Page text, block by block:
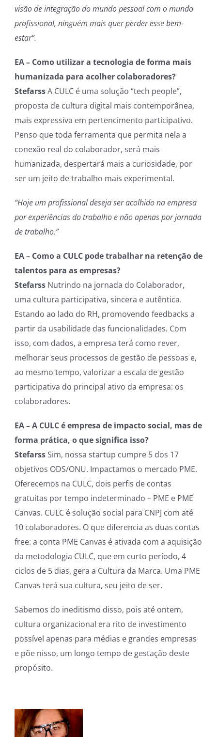
visão de integração do mundo pessoal com o mundo
profissional, ninguém mais quer perder esse bem-
estar”.
EA – Como utilizar a tecnologia de forma mais
humanizada para acolher colaboradores?
StefarssA CULC é uma solução “tech people”,
proposta de cultura digital mais contemporânea,
mais expressiva em pertencimento participativo.
Penso que toda ferramenta que permita nela a
conexão real do colaborador, será mais
humanizada, despertará mais a curiosidade, por
ser um jeito de trabalho mais experimental.
“Hoje um profissional deseja ser acolhido na empresa
por experiências do trabalho e não apenas por jornada
de trabalho.”
EA – Como a CULC pode trabalhar na retenção de
talentos para as empresas?
Stefarss Nutrindo na jornada do Colaborador,
uma cultura participativa, sincera e autêntica.
Estando ao lado do RH, promovendo feedbacks a
partir da usabilidade das funcionalidades. Com
isso, com dados, a empresa terá como rever,
melhorar seus processos de gestão de pessoas e,
ao mesmo tempo, valorizar a escala de gestão
participativa do principal ativo da empresa: os
colaboradores.
EA – A CULC é empresa de impacto social, mas de
forma prática, o que significa isso?
StefarssSim, nossa startup cumpre 5 dos 17
objetivos ODS/ONU. Impactamos o mercado PME.
Oferecemos na CULC, dois perfis de contas
gratuitas por tempo indeterminado – PME e PME
Canvas. CULC é solução social para CNPJ com até
10 colaboradores. O que diferencia as duas contas
free: a conta PME Canvas é ativada com a aquisição
da metodologia CULC, que em curto período, 4
ciclos de 5 dias, gera a Cultura da Marca. Uma PME
Canvas terá sua cultura, seu jeito de ser.
Sabemos do ineditismo disso, pois até ontem,
cultura organizacional era rito de investimento
possível apenas para médias e grandes empresas
e põe nisso, um longo tempo de gestação deste
propósito.